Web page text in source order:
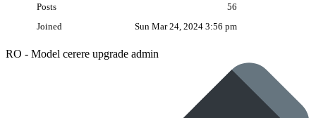
Posts
56
Joined
Sun Mar 24, 2024 3:56 pm
RO - Model cerere upgrade admin